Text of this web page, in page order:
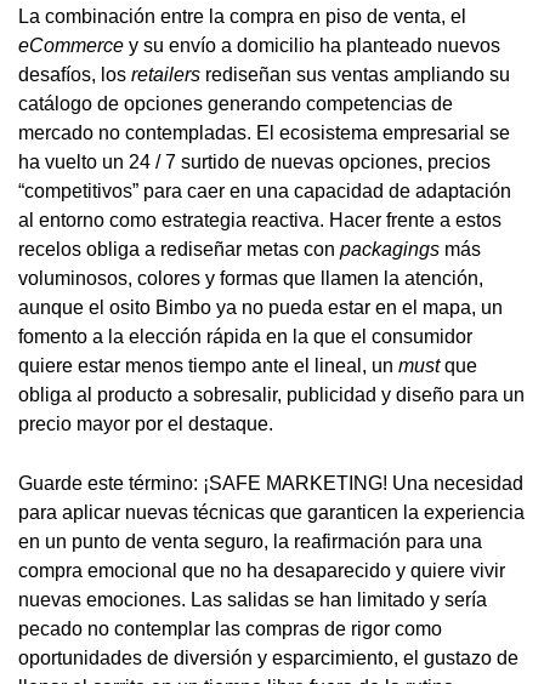
La combinación entre la compra en piso de venta, el
eCommerce y su envío a domicilio ha planteado nuevos
desafíos, los retailers rediseñan sus ventas ampliando su
catálogo de opciones generando competencias de
mercado no contempladas. El ecosistema empresarial se
ha vuelto un 24 / 7 surtido de nuevas opciones, precios
“competitivos” para caer en una capacidad de adaptación
al entorno como estrategia reactiva. Hacer frente a estos
recelos obliga a rediseñar metas con packagings más
voluminosos, colores y formas que llamen la atención,
aunque el osito Bimbo ya no pueda estar en el mapa, un
fomento a la elección rápida en la que el consumidor
quiere estar menos tiempo ante el lineal, un mustque
obliga al producto a sobresalir, publicidad y diseño para un
precio mayor por el destaque.
Guarde este término: ¡SAFE MARKETING! Una necesidad
para aplicar nuevas técnicas que garanticen la experiencia
en un punto de venta seguro, la reafirmación para una
compra emocional que no ha desaparecido y quiere vivir
nuevas emociones. Las salidas se han limitado y sería
pecado no contemplar las compras de rigor como
oportunidades de diversión y esparcimiento, el gustazo de